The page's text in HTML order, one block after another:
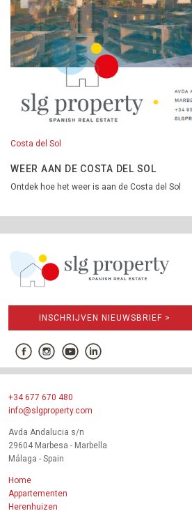
Costa del Sol
WEER AAN DE COSTA DEL SOL
Ontdek hoe het weer is aan de Costa del Sol
INSCHRIJVEN NIEUWSBRIEF >
+34 677 670 480
info@slgproperty.com
Avda Andalucia s/n
29604 Marbesa - Marbella
Málaga - Spain
Home
Appartementen
Herenhuizen